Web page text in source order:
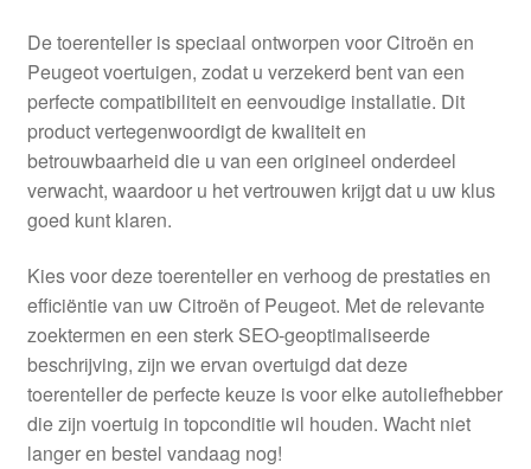
Levering
Mijn account
Over ons
Privacybeleid
Wereldwijde verzending
Winkelwagen
De toerenteller is speciaal ontworpen voor Citroën en
Peugeot voertuigen, zodat u verzekerd bent van een
perfecte compatibiliteit en eenvoudige installatie. Dit
product vertegenwoordigt de kwaliteit en
betrouwbaarheid die u van een origineel onderdeel
verwacht, waardoor u het vertrouwen krijgt dat u uw klus
goed kunt klaren.
Kies voor deze toerenteller en verhoog de prestaties en
efficiëntie van uw Citroën of Peugeot. Met de relevante
zoektermen en een sterk SEO-geoptimaliseerde
beschrijving, zijn we ervan overtuigd dat deze
toerenteller de perfecte keuze is voor elke autoliefhebber
die zijn voertuig in topconditie wil houden. Wacht niet
langer en bestel vandaag nog!